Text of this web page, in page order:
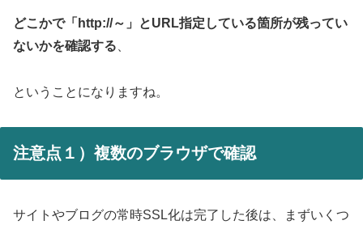
どこかで「http://～」とURL指定している箇所が残ってい
ないかを確認する
ということになりますね。
注意点１）複数のブラウザで確認
サイトやブログの常時SSL化は完了した後は、まずいくつ